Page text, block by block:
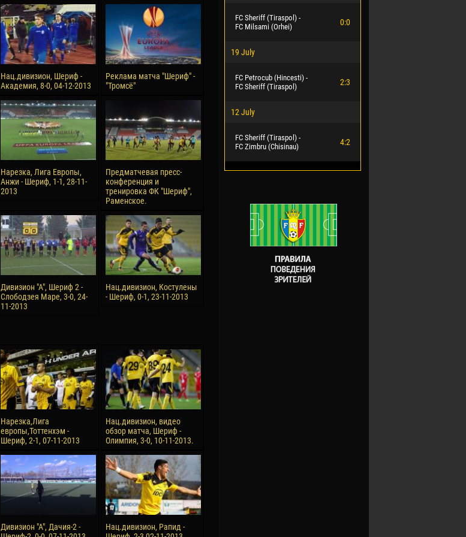
Victor CIUMAȘU
28 June
Soumaila MAGASSOUBA
10 July
Bourama FOMBA
Ivan DYULGEROV
Нац.дивизион, Шериф -
Академия, 8-0, 04-12-2013
Реклама матча "Шериф" -
"Тромсё"
Нарезка, Лига Европы,
Анжи - Шериф, 1-1, 28-11-
2013
Предматчевая пресс-
конференция и
тренировка ФК "Шериф",
Раменское.
Дивизион "А", Шериф 2 -
Слободзея Маре, 3-0, 24-
11-2013
Нац.дивизион, Костулены
- Шериф, 0-1, 23-11-2013
Нарезка,Лига
европы,Тоттенхэм -
Шериф, 2-1, 07-11-2013
Нац.дивизион, видео
обзор матча, Шериф -
Олимпия, 3-0, 10-11-2013.
Дивизион "А", Дачия-2 -
Нац.дивизион, Рапид -
FC Sheriff (Tiraspol) -
FC Milsami (Orhei)
0:0
19 July
FC Petrocub (Hincesti) -
FC Sheriff (Tiraspol)
2:3
12 July
FC Sheriff (Tiraspol) -
FC Zimbru (Chisinau)
4:2